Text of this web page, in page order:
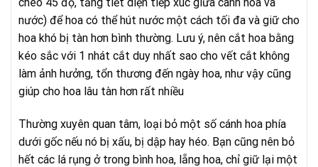
nước) để hoa có thể hút nước một cách tối đa và giữ cho
hoa khó bị tàn hơn bình thường. Lưu ý, nên cắt hoa bằng
kéo sắc với 1 nhát cắt duy nhất sao cho vết cắt không
làm ảnh hưởng, tổn thương đến ngày hoa, như vậy cũng
giúp cho hoa lâu tàn hơn rất nhiều
Thường xuyên quan tâm, loại bỏ một số cánh hoa phía
dưới gốc nếu nó bị xấu, bị dập hay héo. Bạn cũng nên bỏ
hết các lá rụng ở trong bình hoa, lẵng hoa, chỉ giữ lại một